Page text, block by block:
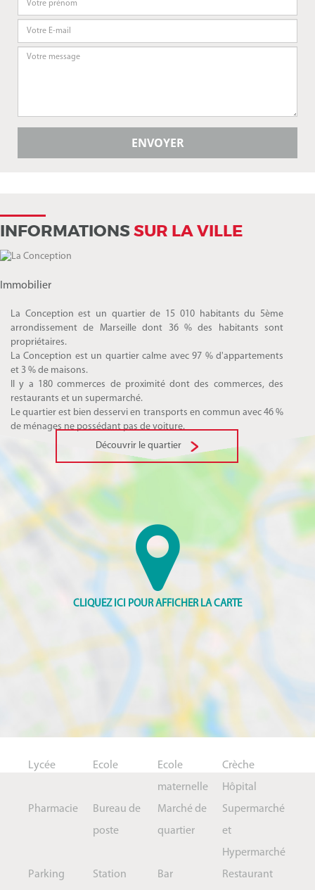
INFORMATIONSSUR LA VILLE
Immobilier
La Conception est un quartier de 15 010 habitants du 5ème
arrondissement de Marseille dont 36 % des habitants sont
propriétaires.
La Conception est un quartier calme avec 97 % d'appartements
et 3 % de maisons.
Il y a 180 commerces de proximité dont des commerces, des
restaurants et un supermarché.
Le quartier est bien desservi en transports en commun avec 46 %
de ménages ne possédant pas de voiture.
Découvrir le quartier
Lycée Ecole
Ecole
maternelle
Crèche
Hôpital
Pharmacie
Bureau de
poste
Marché de
quartier
Supermarché
et
Hypermarché
Parking
Station
Bar Restaurant